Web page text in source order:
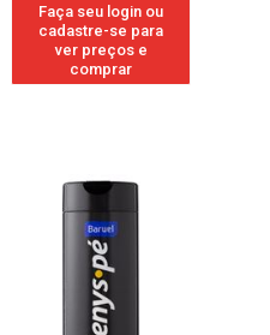
Faça seu login ou
cadastre-se para
ver preços e
comprar